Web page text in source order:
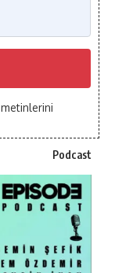
metinlerini
Podcast